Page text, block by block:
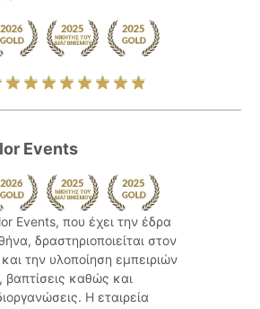
Events
Events, που έχει την έδρα
δραστηριοποιείται στον
την υλοποίηση εμπειριών
βαπτίσεις καθώς και
Η εταιρεία